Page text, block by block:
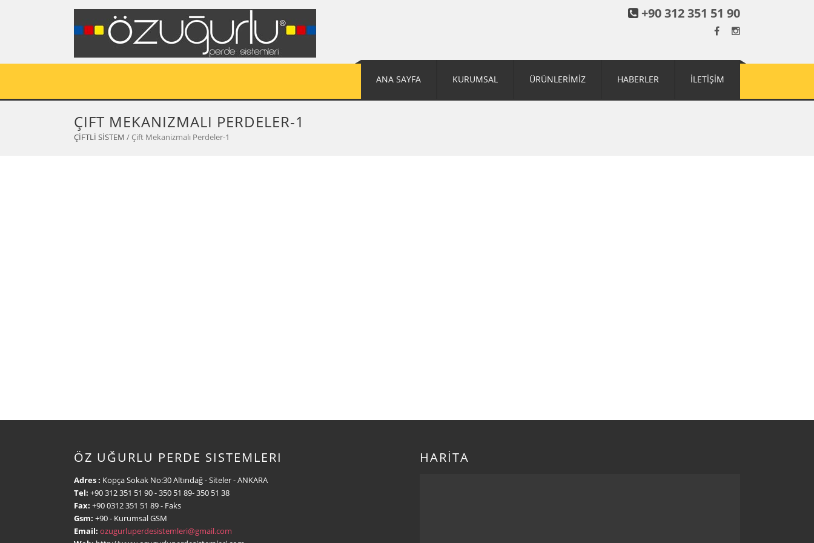
+90 312 351 51 90
ANA SAYFA KURUMSAL ÜRÜNLERİMİZ HABERLER İLETİŞİM
ÇIFT MEKANIZMALI PERDELER-1
ÇİFTLİ SİSTEM / Çift Mekanizmalı Perdeler-1
ÖZ UĞURLU PERDE SISTEMLERI
Adres : Kopça Sokak No:30 Altındağ - Siteler - ANKARA
Tel: +90 312 351 51 90- 350 51 89- 350 51 38
Fax: +90 0312 351 51 89- Faks
Gsm: +90- Kurumsal GSM
Email: ozugurluperdesistemleri@gmail.com
HARİTA